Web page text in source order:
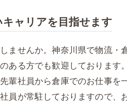
ャリアを目指せます
ませんか。神奈川県で物流・
ある方でも歓迎しております
輩社員から倉庫でのお仕事を
員が常駐しておりますので、